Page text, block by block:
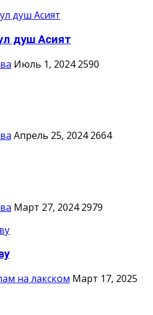
душ Асият
Июль 1, 2024 2590
Апрель 25, 2024 2664
Март 27, 2024 2979
на лакском Март 17, 2025